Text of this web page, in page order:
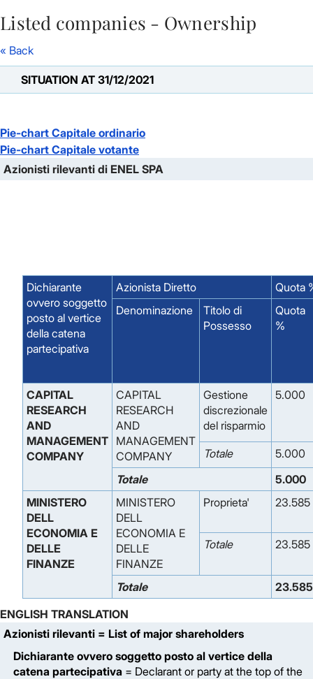
Skip to Main Content
Listed companies - Ownership
« Back
SITUATION AT 31/12/2021
Pie-chart Capitale ordinario
Pie-chart Capitale votante
Azionisti rilevanti di ENEL SPA
Dichiarante
ovvero soggetto
posto al vertice
della catena
partecipativa
Azionista Diretto
Quota
Denominazione
Titolo di
Possesso
Quota
%
CAPITAL
RESEARCH
AND
MANAGEMENT
COMPANY
CAPITAL
RESEARCH
AND
MANAGEMENT
COMPANY
Gestione
discrezionale
del risparmio
5.000
Totale
5.000
Totale
5.000
MINISTERO
DELL
ECONOMIA E
DELLE
FINANZE
MINISTERO
DELL
ECONOMIA E
DELLE
FINANZE
Proprieta' 23.585
Totale 23.585
Totale
23.585
ENGLISH TRANSLATION
Azionisti rilevanti = List of major shareholders
Dichiarante ovvero soggetto posto al vertice della
catena partecipativa = Declarant or party at the top of the